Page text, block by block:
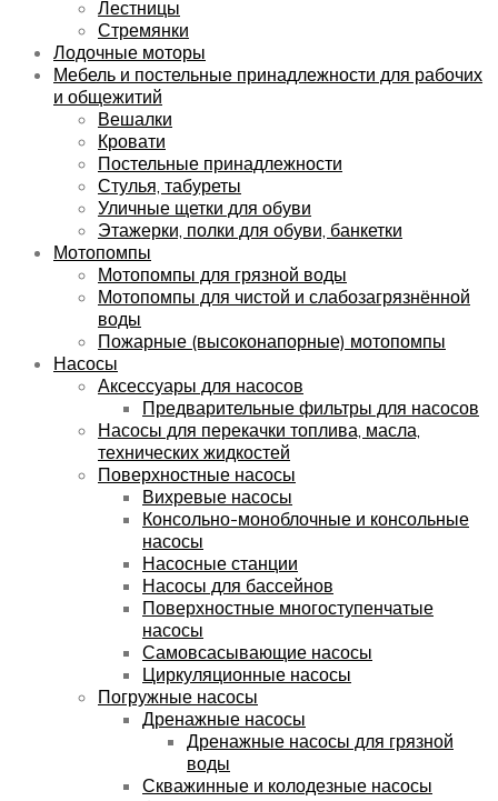
Лестницы
Стремянки
Лодочные моторы
Мебель и постельные принадлежности для рабочих
и общежитий
Вешалки
Кровати
Постельные принадлежности
Стулья, табуреты
Уличные щетки для обуви
Этажерки, полки для обуви, банкетки
Мотопомпы
Мотопомпы для грязной воды
Мотопомпы для чистой и слабозагрязнённой
воды
Пожарные (высоконапорные) мотопомпы
Насосы
Аксессуары для насосов
Предварительные фильтры для насосов
Насосы для перекачки топлива, масла,
технических жидкостей
Поверхностные насосы
Вихревые насосы
Консольно-моноблочные и консольные
насосы
Насосные станции
Насосы для бассейнов
Поверхностные многоступенчатые
насосы
Самовсасывающие насосы
Циркуляционные насосы
Погружные насосы
Дренажные насосы
Дренажные насосы для грязной
воды
Скважинные и колодезные насосы